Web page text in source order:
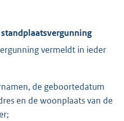
vermeldt in ieder
de geboortedatum
en de woonplaats van de